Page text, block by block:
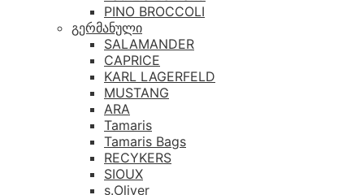
PINO BROCCOLI
გერმანული
SALAMANDER
CAPRICE
KARL LAGERFELD
MUSTANG
ARA
Tamaris
Tamaris Bags
RECYKERS
SIOUX
s.Oliver